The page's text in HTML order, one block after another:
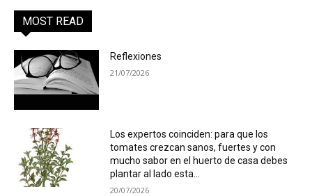
MOST READ
Reflexiones
21/07/2026
Los expertos coinciden: para que los
tomates crezcan sanos, fuertes y con
mucho sabor en el huerto de casa debes
plantar al lado esta...
20/07/2026